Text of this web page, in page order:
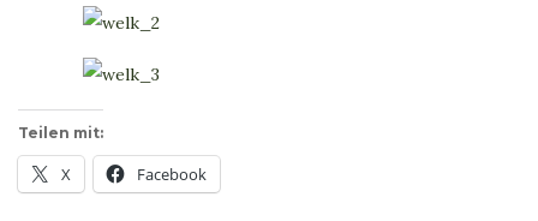
Teilen mit:
X Facebook